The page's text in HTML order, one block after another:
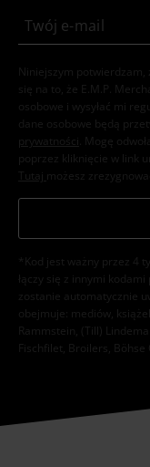
Niniejszym
się na to, że E.M.P.
osobowe i wysyłać mi
dane osobowe będą
prywatności . Mogę
poprzez kliknięcie w link
Tutaj możesz
*Kod jest ważny przez 4
łączy się z innymi
zostanie automatycznie
obejmuje: mediów,
Rammstein, (Till)
Fischfilet, Broilers,